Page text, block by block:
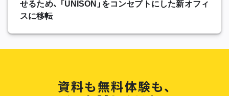
せるため、 「UNISON」をコンセプトにした新オフィ
スに移転
資料も無料体験も、